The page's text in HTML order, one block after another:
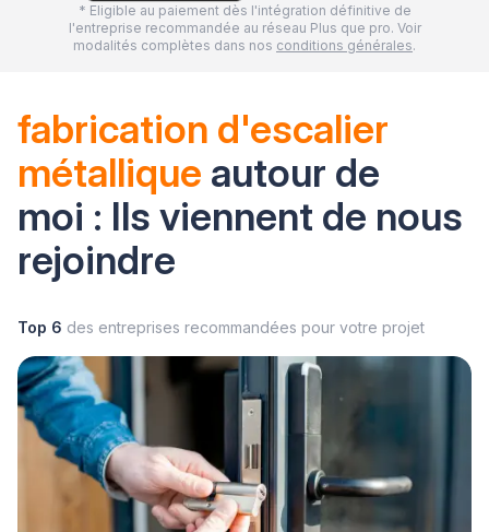
* Eligible au paiement dès l'intégration définitive de
l'entreprise recommandée au réseau Plus que pro. Voir
modalités complètes dans nos conditions générales.
fabrication d'escalier
métallique autour de
moi : Ils viennent de nous
rejoindre
Top 6 des entreprises recommandées pour votre projet